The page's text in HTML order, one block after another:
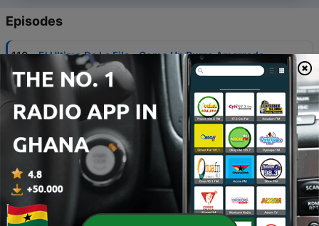
Episodes
110 - El Ultimo De La Fila - Como Un Burro Amarrado
En La Puerta Del Baile (SOXA Remix)
16 May 2026
109 - Omar Courtz - KOKO (SOXA Remix)
108 - Emmanuel - La Chica De Humo (SOXA Remix)
28 Feb 2026
- Nek - Laura No Esta (SOXA & Naim Abreu Remix)
18 Jul 2025